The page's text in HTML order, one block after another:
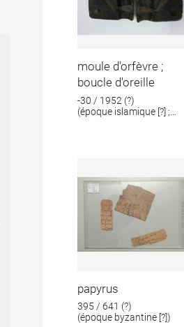
moule d'orfèvre ;
boucle d'oreille
-30 / 1952 (?)
(époque islamique [?] ;
papyrus
395 / 641 (?)
(époque byzantine [?])